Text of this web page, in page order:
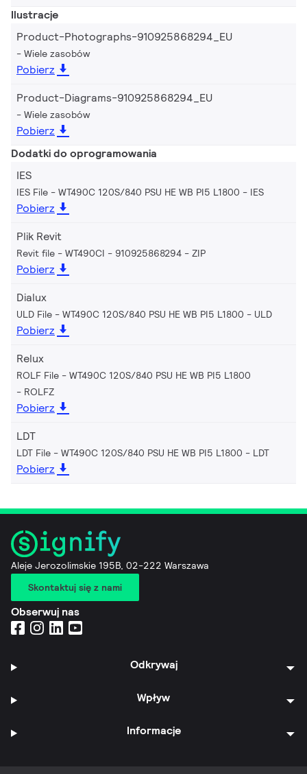
Ilustracje
Product-Photographs-910925868294_EU
Wiele zasobów
Pobierz
Product-Diagrams-910925868294_EU
Wiele zasobów
Pobierz
Dodatki do oprogramowania
IES
IES File - WT490C 120S/840 PSU HE WB PI5 L1800 IES
Pobierz
Plik Revit
Revit file - WT490CI - 910925868294 ZIP
Pobierz
Dialux
ULD File - WT490C 120S/840 PSU HE WB PI5 L1800 ULD
Pobierz
Relux
ROLF File - WT490C 120S/840 PSU HE WB PI5 L1800
ROLFZ
Pobierz
LDT
LDT File - WT490C 120S/840 PSU HE WB PI5 L1800 LDT
Pobierz
Aleje Jerozolimskie 195B, 02-222 Warszawa
Skontaktuj się z nami
Obserwuj nas
Odkrywaj
Wpływ
Informacje